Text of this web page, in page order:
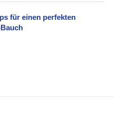
für einen perfekten